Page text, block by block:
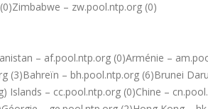
– zw.pool.ntp.org (0)
– af.pool.ntp.org (0)Arménie –
(3)Bahreïn – bh.pool.ntp.org (6)Brunei
Islands – cc.pool.ntp.org (0)Chine –